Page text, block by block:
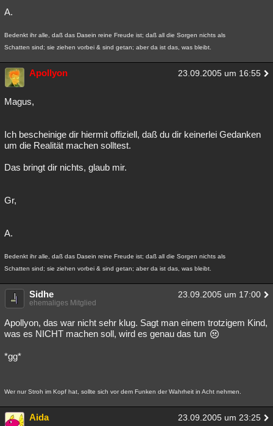
A.
Bedenkt ihr alle, daß das Dasein reine Freude ist; daß all die Sorgen nichts als
Schatten sind; sie ziehen vorbei & sind getan; aber da ist das, was bleibt.
Apollyon 23.09.2005 um 16:55
Magus,
Ich bescheinige dir hiermit offiziell, daß du dir keinerlei Gedanken
um die Realität machen solltest.
Das bringt dir nichts, glaub mir.
Gr,
A.
Bedenkt ihr alle, daß das Dasein reine Freude ist; daß all die Sorgen nichts als
Schatten sind; sie ziehen vorbei & sind getan; aber da ist das, was bleibt.
Sidhe 23.09.2005 um 17:00
ehemaliges Mitglied
Apollyon, das war nicht sehr klug. Sagt man einem trotzigem Kind,
was es NICHT machen soll, wird es genau das tun
*gg*
Wer nur Stroh im Kopf hat, sollte sich vor dem Funken der Wahrheit in Acht nehmen.
Aida 23.09.2005 um 23:25